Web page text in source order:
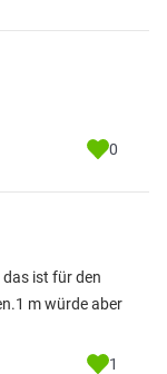
0
das ist für den
m würde aber
1